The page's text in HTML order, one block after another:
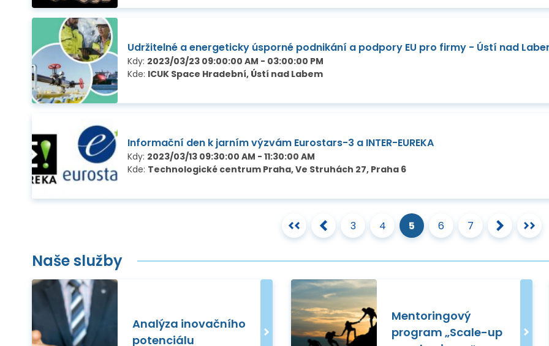
Udržitelné a energeticky úsporné podnikání a podpory EU pro firmy - Ústí nad
Kdy: 2023/03/23 09:00:00 AM - 03:00:00 PM
Kde: ICUK Space Hradební, Ústí nad Labem
Informační den k jarním výzvám Eurostars-3 a INTER-EUREKA
Kdy: 2023/03/13 09:30:00 AM - 11:30:00 AM
Kde: Technologické centrum Praha, Ve Struhách 27, Praha 6
3 4 5 6 7
Naše služby
Analýza inovačního
potenciálu
Mentoringový
program „Scale-up